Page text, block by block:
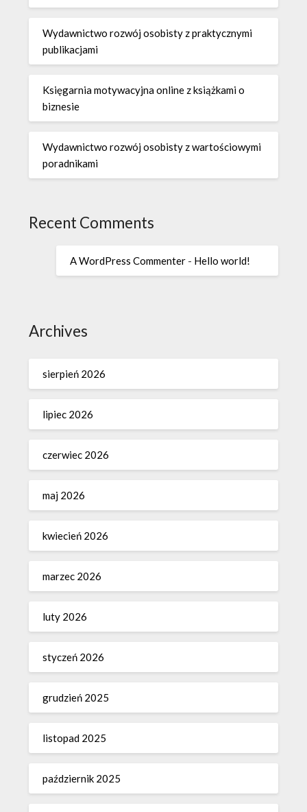
Wydawnictwo rozwój osobisty z praktycznymi
publikacjami
Księgarnia motywacyjna online z książkami o
biznesie
Wydawnictwo rozwój osobisty z wartościowymi
poradnikami
Recent Comments
A WordPress Commenter - Hello world!
Archives
sierpień 2026
lipiec 2026
czerwiec 2026
maj 2026
kwiecień 2026
marzec 2026
luty 2026
styczeń 2026
grudzień 2025
listopad 2025
październik 2025